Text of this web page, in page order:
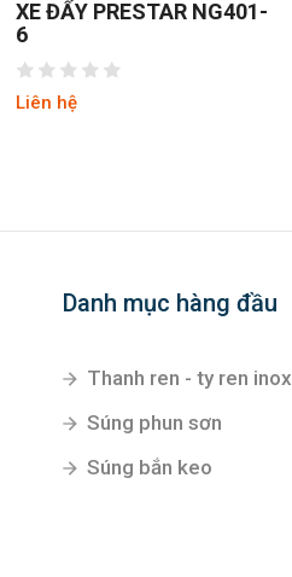
XE ĐẨY SÀN NHỰA FEIDA
FD-150
Liên hệ
Danh mục hàng đầu
Thanh ren - ty ren inox
Súng phun sơn
Súng bắn keo